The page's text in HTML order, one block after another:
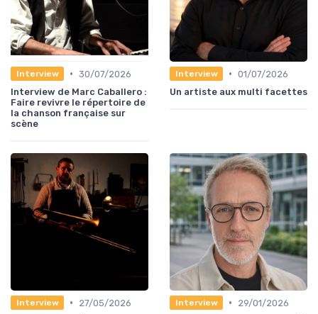
Interview • 30/07/2026
Interview de Marc Caballero :
Faire revivre le répertoire de
la chanson française sur
scène
Interview • 01/07/2026
Un artiste aux multi facettes
Interview •
27/05/2026
Interview •
29/01/2026